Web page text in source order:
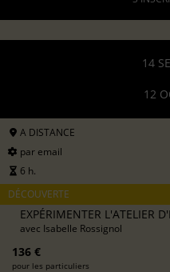
14
12
A DISTANCE
par email
6 h.
DÉCOUVERTE
EXPÉRIMENTER L'ATELIER
avec Isabelle Rossignol
136 €
pour les particuliers